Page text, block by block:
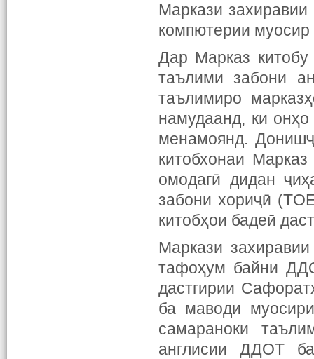
Маркази
компютерии муосир
Дар Марказ
таълими забони
таълимиро
намудаанд, ки
менамоянд.
китобхонаи
омодагӣ дидан
забони хориҷӣ
китобҳои бадеӣ
Маркази
тафоҳум байни
дастгирии
ба маводи
самараноки
англисии ДДОТ